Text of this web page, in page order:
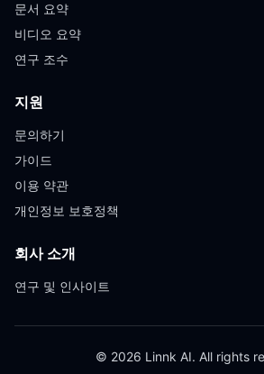
문서 요약
비디오 요약
연구 조수
지원
문의하기
가이드
이용 약관
개인정보 보호정책
회사 소개
연구 및 인사이트
© 2026 Linnk AI. All rights